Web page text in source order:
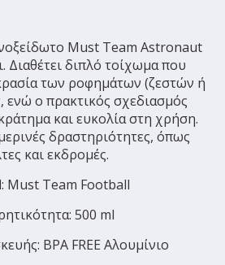
Must Team Astronaut
Διαθέτει διπλό τοίχωμα που
των ροφημάτων (ζεστών ή
ενώ ο πρακτικός σχεδιασμός
και ευκολία στη χρήση.
δραστηριότητες, όπως
και εκδρομές.
Must Team Football
500 ml
BPA FREE Αλουμίνιο